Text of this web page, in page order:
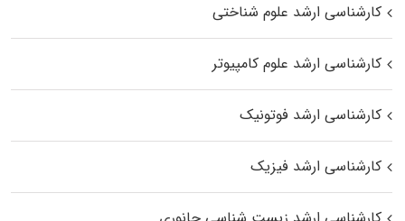
کارشناسی ارشد علوم شناختی
کارشناسی ارشد علوم کامپیوتر
کارشناسی ارشد فوتونیک
کارشناسی ارشد فیزیک